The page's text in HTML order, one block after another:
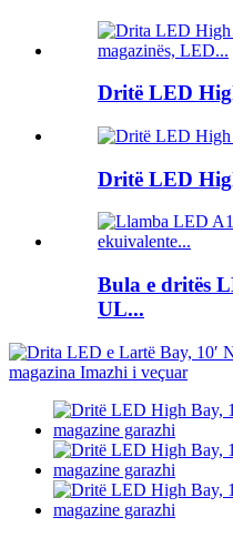
Dritë LED
Dritë LED
Bula e dritës
UL...